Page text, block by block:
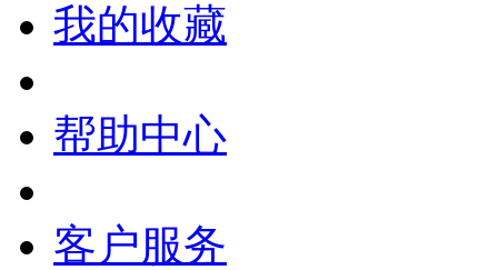
我的收藏
帮助中心
客户服务